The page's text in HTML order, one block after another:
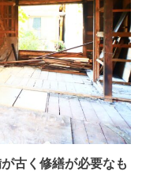
古く修繕が必要なも